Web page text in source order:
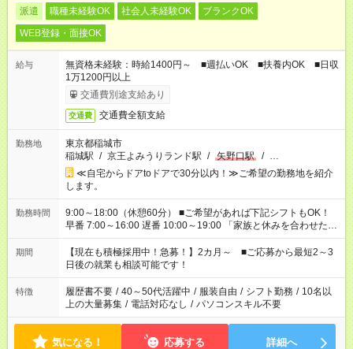
派遣 職種未経験OK 社会人未経験OK
ブランクOK
WEB登録・面接OK
給与
無資格未経験：時給1400円～ ■週払いOK ■扶養内OK ■日収
1万1200円以上
交通費別途支給あり
交通費 交通費全額支給
勤務地
東京都稲城市
稲城駅 / 京王よみうりランド駅 / 矢野口駅 / …
≪自宅からドアtoドアで30分以内！≫ご希望の勤務地を紹介
します。
勤務時間
9:00～18:00（休憩60分） ■ご希望があれば下記シフトもOK！
早番 7:00～16:00 遅番 10:00～19:00 「家族と休みを合わせた
い」 「余裕を持って夕飯の準備がしたい」 「できれば残業はし
たくない」 など、ご希望を教えてくださいね。 ※Wワーク希望
の方へ 今ご覧のお仕事で希望する勤務時間と、もう1つのお仕事
の勤務時間。 合計で週40時間を超える場合は応募できません。
期間
【現在も積極採用中！急募！】2カ月～ ■ご応募から最短2～3
日後の就業も相談可能です！
特徴 履歴書不要 / 40～50代活躍中 / 服装自由 / シフト勤務 / 10名以
上の大量募集 / 電話対応なし / パソコンスキル不要
気になる！ 応募する 詳細へ